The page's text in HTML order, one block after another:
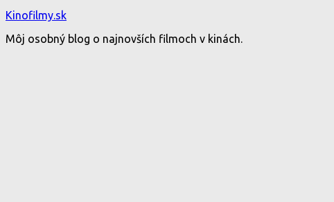
Kinofilmy.sk
Môj osobný blog o najnovších filmoch v kinách.